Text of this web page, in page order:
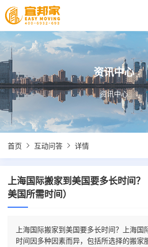
资讯中心
资讯中心
首页 互动问答 详情
上海国际搬家到美国要多长时间？
美国所需时间）
上海国际搬家到美国要多长时间？上海国
时间因多种因素而异，包括所选择的搬家